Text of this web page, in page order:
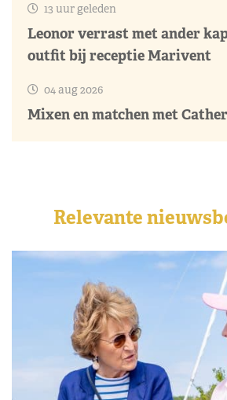
13 uur geleden
Leonor verrast met ander
outfit bij receptie Marivent
04 aug 2026
Mixen en matchen met
Relevante